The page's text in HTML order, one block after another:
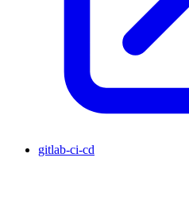
gitlab-ci-cd